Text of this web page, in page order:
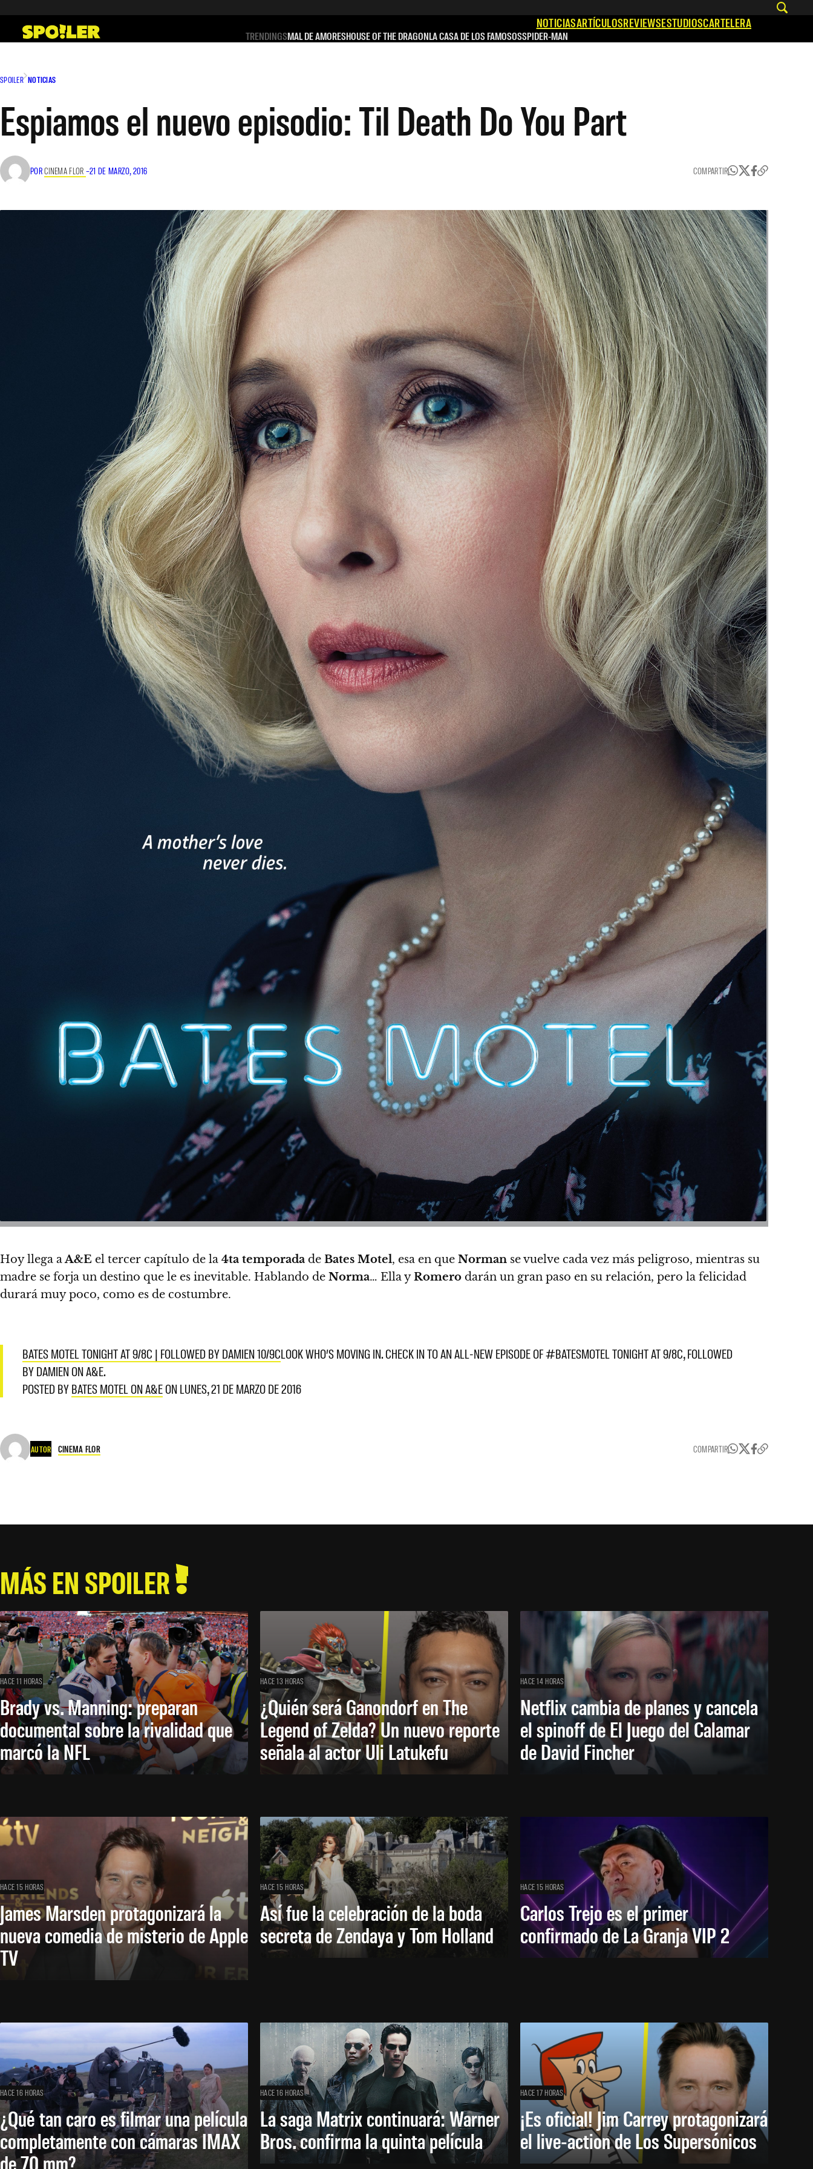
contenido
NOTICIASARTÍCULOSREVIEWSESTUDIOSCARTELERA
TRENDINGSMAL DE AMORESHOUSE OF THE DRAGONLA CASA DE LOS FAMOSOSSPIDER-MAN
SPOILER NOTICIAS
Espiamos el nuevo episodio: Til Death Do You Part
PORCINEMA FLOR –21 DE MARZO, 2016 COMPARTIR
Hoy llega aA&E el tercer capítulo de la 4ta temporada de Bates Motel, esa en que Norman se vuelve cada vez más peligroso, mientras su
madre se forja un destino que le es inevitable. Hablando de Norma… Ella yRomero darán un gran paso en su relación, pero la felicidad
durará muy poco, como es de costumbre.
BATES MOTEL TONIGHT AT 9/8C | FOLLOWED BY DAMIEN 10/9CLOOK WHO’S MOVING IN. CHECK IN TO AN ALL-NEW EPISODE OF #BATESMOTEL TONIGHT AT 9/8C, FOLLOWED
BY DAMIEN ON A&E.
POSTED BYBATES MOTEL ON A&EON LUNES, 21 DE MARZO DE 2016
AUTOR CINEMA FLOR COMPARTIR
MÁS EN SPOILER
HACE 11 HORAS
Brady vs. Manning: preparan
documental sobre la rivalidad que
marcó la NFL
HACE 13 HORAS
¿Quién será Ganondorf en The
Legend of Zelda? Un nuevo reporte
señala al actor Uli Latukefu
HACE 14 HORAS
Netflix cambia de planes y cancela
el spinoff de El Juego del Calamar
de David Fincher
HACE 15 HORAS
James Marsden protagonizará la
nueva comedia de misterio de Apple
TV
HACE 15 HORAS
Así fue la celebración de la boda
secreta de Zendaya y Tom Holland
HACE 15 HORAS
Carlos Trejo es el primer
confirmado de La Granja VIP 2
HACE 16 HORAS
¿Qué tan caro es filmar una película
completamente con cámaras IMAX
de 70 mm?
HACE 16 HORAS
La saga Matrix continuará: Warner
Bros. confirma la quinta película
HACE 17 HORAS
¡Es oficial! Jim Carrey protagonizará
el live-action de Los Supersónicos